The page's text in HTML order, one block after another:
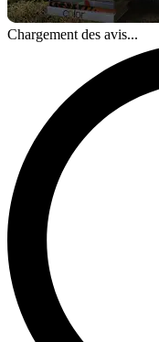
Chargement des avis...